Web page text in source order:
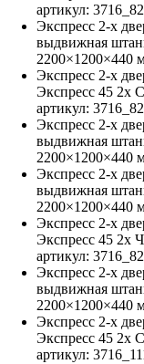
артикул:
Экспресс 2-х
выдвижная
2200×1200×440
Экспресс 2-х
Экспресс 45 2х
артикул:
Экспресс 2-х
выдвижная
2200×1200×440
Экспресс 2-х
выдвижная
2200×1200×440
Экспресс 2-х
Экспресс 45 2х
артикул:
Экспресс 2-х
выдвижная
2200×1200×440
Экспресс 2-х
Экспресс 45 2х
артикул: